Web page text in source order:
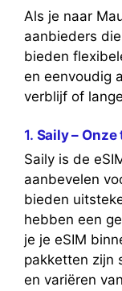
Als je naar
aanbieders
bieden
en eenvoudig
verblijf of
1. Saily –
Saily is de
aanbevelen
bieden
hebben een
je je eSIM
pakketten zijn
en variëren